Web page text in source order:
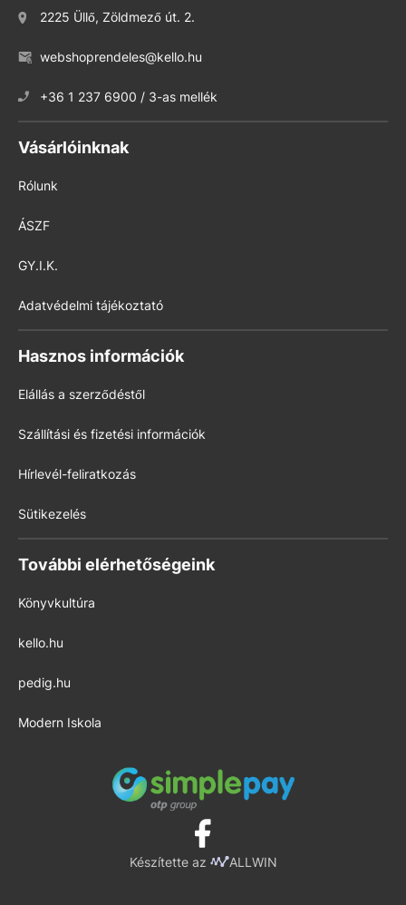
2225 Üllő, Zöldmező út. 2.
webshoprendeles@kello.hu
+36 1 237 6900 / 3-as mellék
Vásárlóinknak
Rólunk
ÁSZF
GY.I.K.
Adatvédelmi tájékoztató
Hasznos információk
Elállás a szerződéstől
Szállítási és fizetési információk
Hírlevél-feliratkozás
Sütikezelés
További elérhetőségeink
Könyvkultúra
kello.hu
pedig.hu
Modern Iskola
Készítette az ALLWIN